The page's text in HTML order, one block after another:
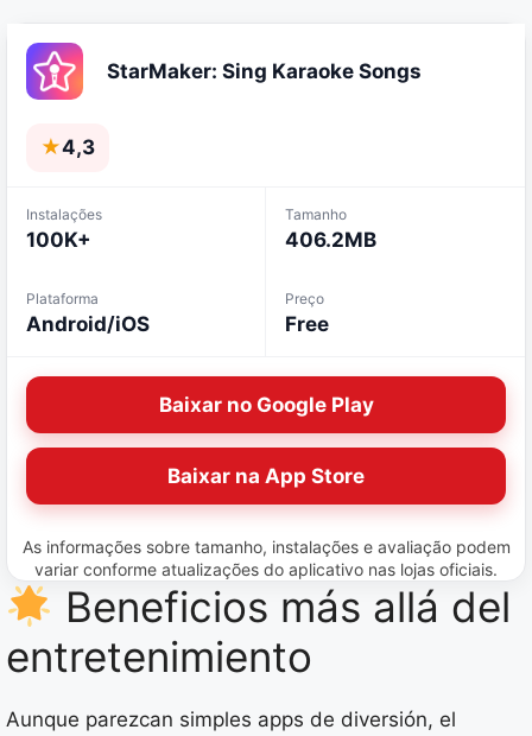
StarMaker: Sing Karaoke Songs
★4,3
Instalações
100K+
Tamanho
406.2MB
Plataforma
Android/iOS
Preço
Free
Baixar no Google Play
Baixar na App Store
As informações sobre tamanho, instalações e avaliação podem
variar conforme atualizações do aplicativo nas lojas oficiais.
Beneficios más allá del
entretenimiento
Aunque parezcan simples apps de diversión, el